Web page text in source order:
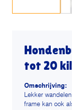
tot 20
Omschrijving:
Lekker
frame kan ook